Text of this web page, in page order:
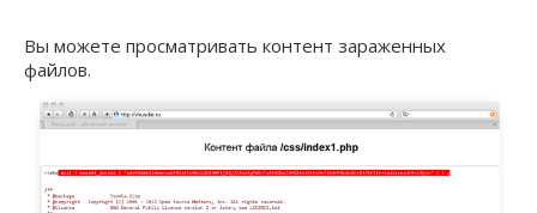
Вы можете просматривать контент зараженных
файлов.